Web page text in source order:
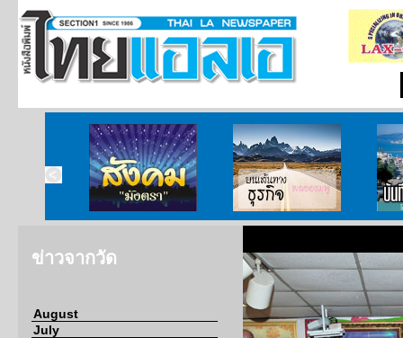
สังคมมังตรา บนเส้นทางธุรกิจ บั
ข่าวจากวัด
August
July